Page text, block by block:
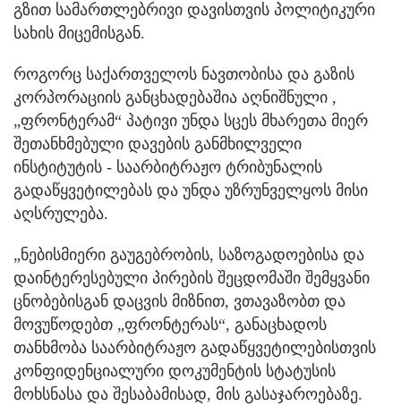
გზით სამართლებრივი დავისთვის პოლიტიკური
სახის მიცემისგან.
როგორც საქართველოს ნავთობისა და გაზის
კორპორაციის განცხადებაშია აღნიშნული ,
„ფრონტერამ“ პატივი უნდა სცეს მხარეთა მიერ
შეთანხმებული დავების განმხილველი
ინსტიტუტის - საარბიტრაჟო ტრიბუნალის
გადაწყვეტილებას და უნდა უზრუნველყოს მისი
აღსრულება.
„ნებისმიერი გაუგებრობის, საზოგადოებისა და
დაინტერესებული პირების შეცდომაში შემყვანი
ცნობებისგან დაცვის მიზნით, ვთავაზობთ და
მოვუწოდებთ „ფრონტერას“, განაცხადოს
თანხმობა საარბიტრაჟო გადაწყვეტილებისთვის
კონფიდენციალური დოკუმენტის სტატუსის
მოხსნასა და შესაბამისად, მის გასაჯაროებაზე.